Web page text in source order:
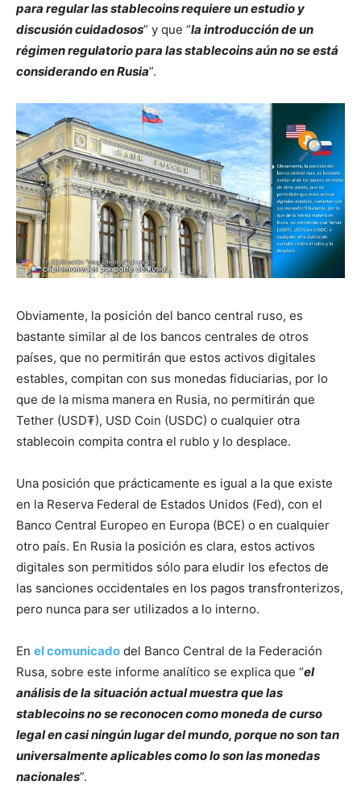
para regular las stablecoins requiere un estudio y
discusión cuidadosos” y que “la introducción de un
régimen regulatorio para las stablecoins aún no se está
considerando en Rusia”.
Obviamente, la posición del banco central ruso, es
bastante similar al de los bancos centrales de otros
países, que no permitirán que estos activos digitales
estables, compitan con sus monedas fiduciarias, por lo
que de la misma manera en Rusia, no permitirán que
Tether (USD₮), USD Coin (USDC) o cualquier otra
stablecoin compita contra el rublo y lo desplace.
Una posición que prácticamente es igual a la que existe
en la Reserva Federal de Estados Unidos (Fed), con el
Banco Central Europeo en Europa (BCE) o en cualquier
otro país. En Rusia la posición es clara, estos activos
digitales son permitidos sólo para eludir los efectos de
las sanciones occidentales en los pagos transfronterizos,
pero nunca para ser utilizados a lo interno.
En el comunicado del Banco Central de la Federación
Rusa, sobre este informe analítico se explica que “el
análisis de la situación actual muestra que las
stablecoins no se reconocen como moneda de curso
legal en casi ningún lugar del mundo, porque no son tan
universalmente aplicables como lo son las monedas
nacionales”.